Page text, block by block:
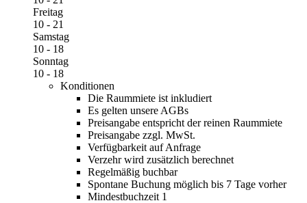
Freitag
10 - 21
Samstag
10 - 18
Sonntag
10 - 18
Konditionen
Die Raummiete ist inkludiert
Es gelten unsere AGBs
Preisangabe entspricht der reinen Raummiete
Preisangabe zzgl. MwSt.
Verfügbarkeit auf Anfrage
Verzehr wird zusätzlich berechnet
Regelmäßig buchbar
Spontane Buchung möglich bis 7 Tage vorher
Mindestbuchzeit 1